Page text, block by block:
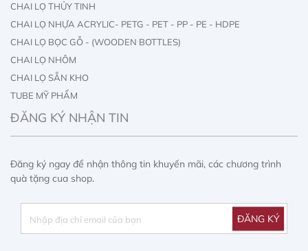
CHAI LỌ THỦY TINH
CHAI LỌ NHỰA ACRYLIC- PETG - PET - PP - PE - HDPE
CHAI LỌ BỌC GỖ - (WOODEN BOTTLES)
CHAI LỌ NHÔM
CHAI LỌ SẴN KHO
TUBE MỸ PHẨM
IN ẤN CHAI LỌ
ĐĂNG KÝ NHẬN TIN
Đăng ký ngay để nhận thông tin khuyến mãi, các chương trình
quà tặng cua shop.